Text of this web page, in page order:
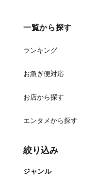
一覧から探す
ランキング
お急ぎ便対応
お店から探す
エンタメから探す
絞り込み
ジャンル